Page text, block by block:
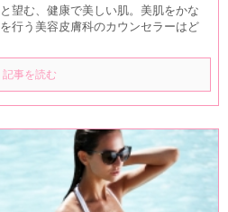
望む、健康で美しい肌。美肌をかな
行う美容皮膚科のカウンセラーはど
記事を読む